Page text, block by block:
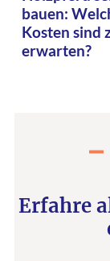
bauen:
Kosten sind
erwarten?
Erfahre